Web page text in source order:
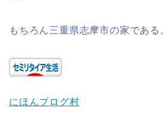
もちろん三重県志摩市の家である。
にほんブログ村